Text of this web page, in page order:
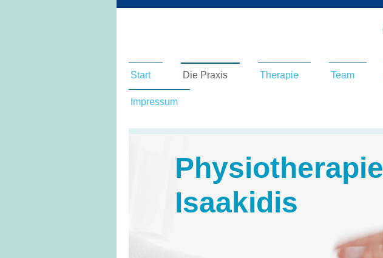
Start Die Praxis Therapie Team
Impressum
Physiotherapie
Isaakidis